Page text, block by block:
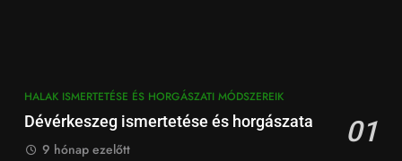
HALAK ISMERTETÉSE ÉS HORGÁSZATI MÓDSZEREIK
Dévérkeszeg ismertetése és horgászata 01
9 hónap ezelőtt